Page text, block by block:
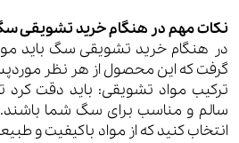
نکات مهم در هنگام خرید تشویقی
در هنگام خرید تشویقی سگ باید
گرفت که این محصول از هر نظر
ترکیب مواد تشویقی: باید دقت کرد
سالم و مناسب برای سگ شما
انتخاب کنید که از مواد باکیفیت و